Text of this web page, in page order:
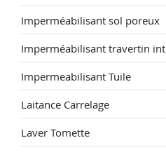
Imperméabilisant sol poreux
Imperméabilisant travertin
Impermeabilisant Tuile
Laitance Carrelage
Laver Tomette